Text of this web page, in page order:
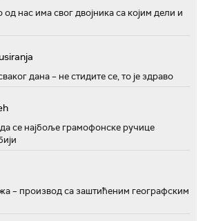
од нас има свог двојника са којим дели и
дана – не стидите се, то је здраво
се најбоље грамофонске ручице
– производ са заштићеним географским